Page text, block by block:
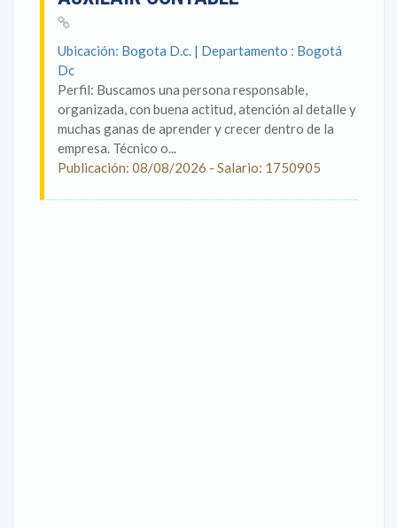
Ubicación: Bogota D.c. | Departamento : Bogotá
Dc
Perfil: Buscamos una persona responsable,
organizada, con buena actitud, atención al detalle y
muchas ganas de aprender y crecer dentro de la
empresa. Técnico o...
Publicación: 08/08/2026 - Salario: 1750905